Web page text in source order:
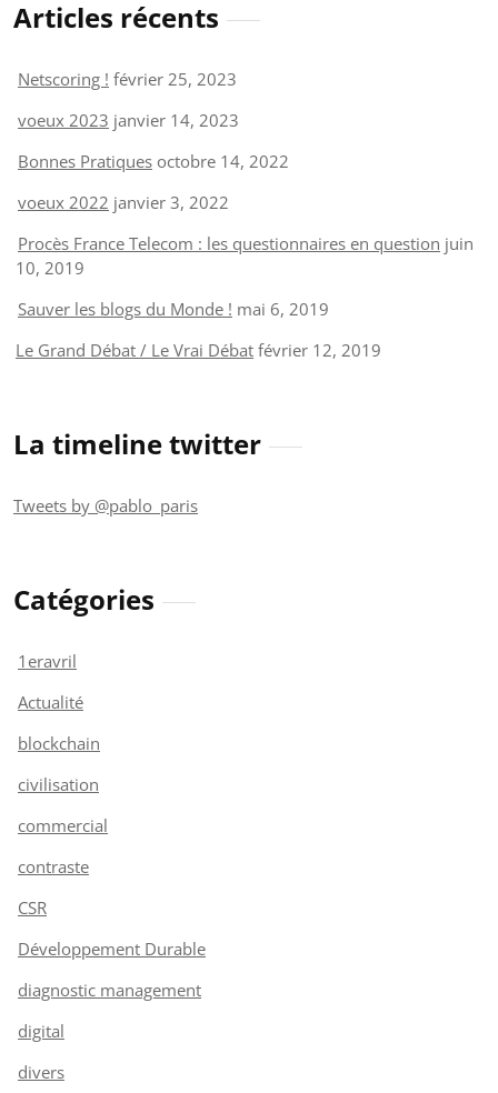
Articles récents
Netscoring ! février 25, 2023
voeux 2023 janvier 14, 2023
Bonnes Pratiques octobre 14, 2022
voeux 2022 janvier 3, 2022
Procès France Telecom : les questionnaires en question juin
10, 2019
Sauver les blogs du Monde ! mai 6, 2019
Le Grand Débat / Le Vrai Débat février 12, 2019
La timeline twitter
Tweets by @pablo_paris
Catégories
1eravril
Actualité
blockchain
civilisation
commercial
contraste
CSR
Développement Durable
diagnostic management
digital
divers